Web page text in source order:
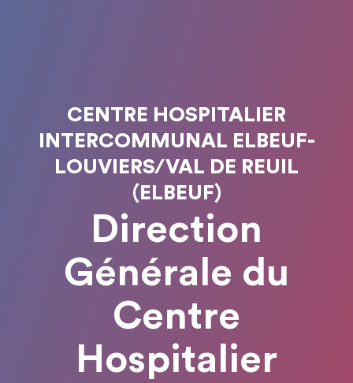
CENTRE HOSPITALIER
INTERCOMMUNAL ELBEUF-
LOUVIERS/VAL DE REUIL
(ELBEUF)
Direction
Générale du
Centre
Hospitalier